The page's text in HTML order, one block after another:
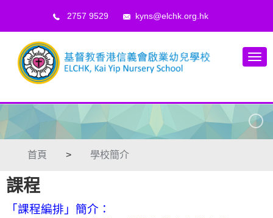
2757 9529 kyns@elchk.org.hk
首頁 > 學校簡介
課程
「課程編排」簡介：